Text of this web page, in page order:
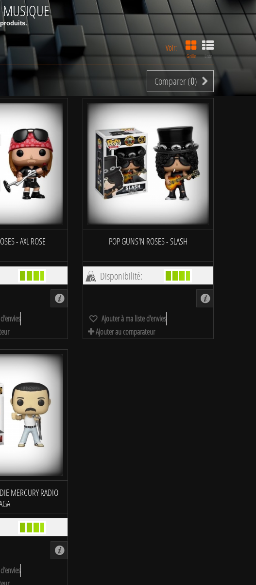
MUSIQUE
produits.
Voir:
Grille Liste
Comparer (0)
- AXL ROSE POP GUNS'N ROSES - SLASH
Disponibilité:
Ajouter à ma liste d'envies
Ajouter au comparateur
MERCURY RADIO